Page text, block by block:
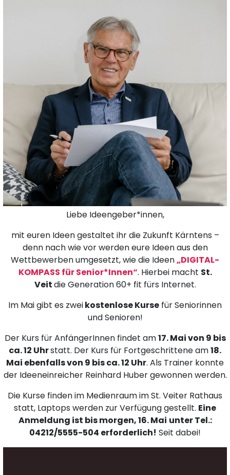
Liebe Ideengeber*innen,
mit euren Ideen gestaltet ihr die Zukunft Kärntens –
denn nach wie vor werden eure Ideen aus den
Wettbewerben umgesetzt, wie die Ideen„DIGITAL-
KOMPASS für Senior*Innen“. Hierbei macht St.
Veitdie Generation 60+ fit fürs Internet.
Im Mai gibt es zweikostenlose Kurse für Seniorinnen
und Senioren!
Der Kurs für AnfängerInnen findet am17. Mai von 9 bis
ca. 12 Uhrstatt. Der Kurs für Fortgeschrittene am18.
Mai ebenfalls von 9 bis ca. 12 Uhr. Als Trainer konnte
der Ideeneinreicher Reinhard Huber gewonnen werden.
Die Kurse finden im Medienraum im St. Veiter Rathaus
statt, Laptops werden zur Verfügung gestellt. Eine
Anmeldung ist bis morgen, 16. Mai unter Tel.:
04212/5555-504 erforderlich! Seit dabei!